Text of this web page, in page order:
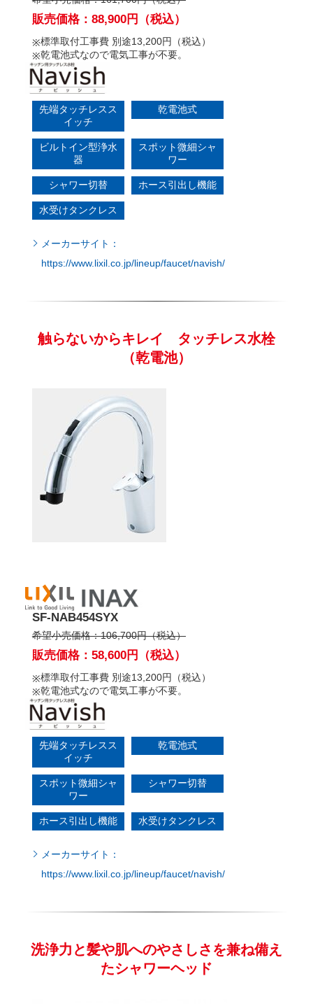
標準取付工事費 別途13,200円（税込）
乾電池式なので電気工事が不要。
先端タッチレスス
イッチ
ビルトイン型浄水
器
ワー
シャワー切替 ホース引出し機能
水受けタンクレス
メーカーサイト：
https://www.lixil.co.jp/lineup/faucet/navish/
（乾電池）
SF-NAB454SYX
希望小売価格：106,700円（税込）
販売価格：58,600円（税込）
標準取付工事費 別途13,200円（税込）
乾電池式なので電気工事が不要。
先端タッチレスス
イッチ
スポット微細シャ
ワー
ホース引出し機能
メーカーサイト：
https://www.lixil.co.jp/lineup/faucet/navish/
たシャワーヘッド